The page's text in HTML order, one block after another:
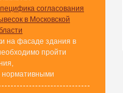
согласования
в Московской
на фасаде здания в
пройти
нормативными